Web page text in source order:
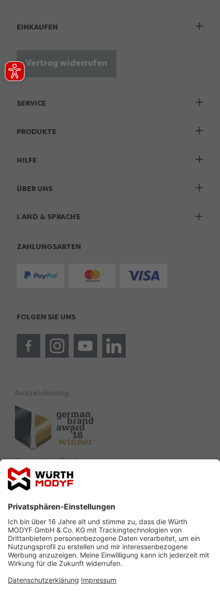
EINKAUFEN
Vertrag widerrufen
SERVICE
PRODUKTE
HILFE
ÜBER UNS
LAND & SPRACHE
ZAHLUNGSARTEN
FOLGEN SIE UNS
Sponsoring Partner
Ausbildung